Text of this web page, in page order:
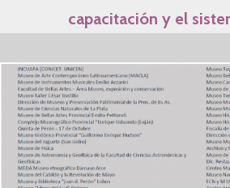
capacitación y el